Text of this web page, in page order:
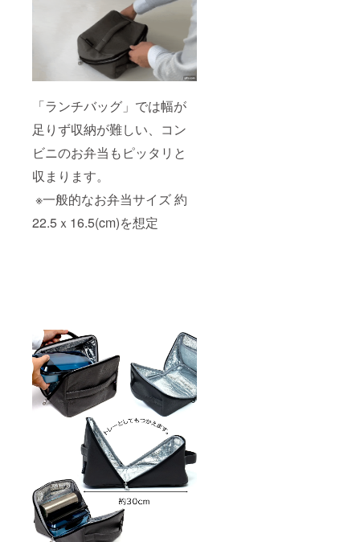
「ランチバッグ」では幅が
足りず収納が難しい、コン
ビニのお弁当もピッタリと
収まります。
※一般的なお弁当サイズ 約
22.5ｘ16.5(cm)を想定